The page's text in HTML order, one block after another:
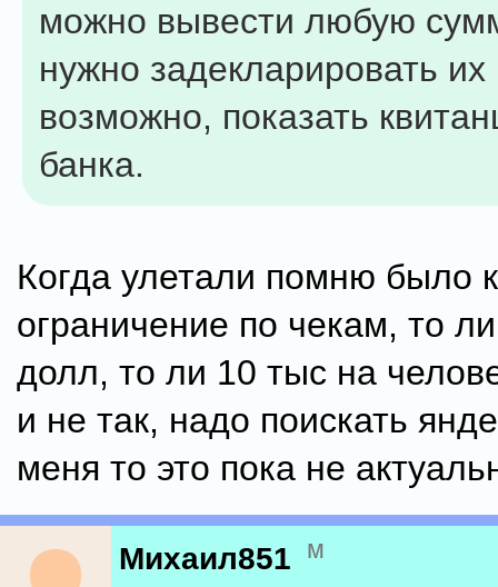
можно вывести любую
нужно задекларировать их
возможно, показать
банка.
Когда улетали помню было
ограничение по чекам, то
долл, то ли 10 тыс на
и не так, надо поискать
меня то это пока не
Михаил851 м